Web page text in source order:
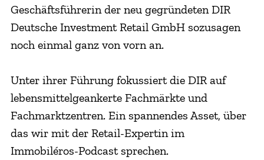
Geschäftsführerin der neu gegründeten DIR
Deutsche Investment Retail GmbH sozusagen
noch einmal ganz von vorn an.
Unter ihrer Führung fokussiert die DIR auf
lebensmittelgeankerte Fachmärkte und
Fachmarktzentren. Ein spannendes Asset, über
das wir mit der Retail-Expertin im
Immobiléros-Podcast sprechen.